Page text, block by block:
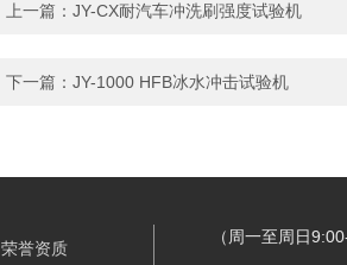
上一篇： JY-CX耐汽车冲洗刷强度试验机
下一篇： JY-1000 HFB冰水冲击试验机
荣誉资质
（周一至周日